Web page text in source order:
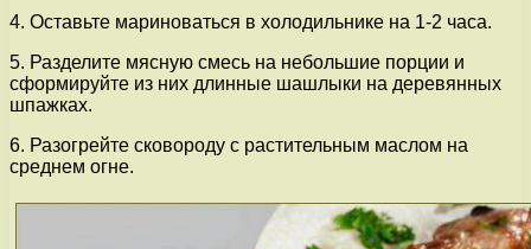
4. Оставьте мариноваться в холодильнике на 1-2 часа.
5. Разделите мясную смесь на небольшие порции и
сформируйте из них длинные шашлыки на деревянных
шпажках.
6. Разогрейте сковороду с растительным маслом на
среднем огне.